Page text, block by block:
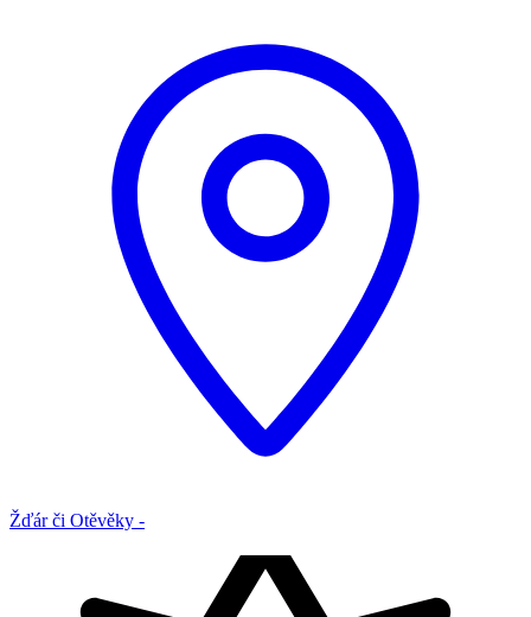
Žďár či Otěvěky -